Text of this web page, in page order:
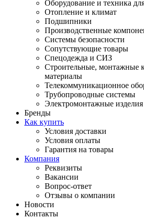
Оборудование и техника
Отопление и климат
Подшипники
Производственные
Системы безопасности
Сопутствующие товары
Спецодежда и СИЗ
Строительные, монтажные
материалы
Телекоммуникационное
Трубопроводные системы
Электромонтажные изделия
Бренды
Как купить
Условия доставки
Условия оплаты
Гарантия на товары
Компания
Реквизиты
Вакансии
Вопрос-ответ
Отзывы о компании
Новости
Контакты